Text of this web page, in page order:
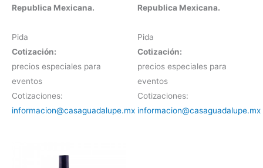
Republica Mexicana.
Pida
Cotización:
precios especiales para
eventos
Cotizaciones:
informacion@casaguadalupe.mx
Republica Mexicana.
Pida
Cotización:
precios especiales para
eventos
Cotizaciones:
informacion@casaguadalupe.mx